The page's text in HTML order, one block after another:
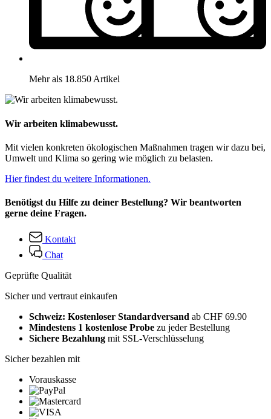
Mehr als 18.850 Artikel
Wir arbeiten klimabewusst.
Mit vielen konkreten ökologischen Maßnahmen tragen wir dazu bei,
Umwelt und Klima so gering wie möglich zu belasten.
Hier findest du weitere Informationen.
Benötigst du Hilfe zu deiner Bestellung? Wir beantworten
gerne deine Fragen.
Kontakt
Chat
Geprüfte Qualität
Sicher und vertraut einkaufen
Schweiz: Kostenloser Standardversand ab CHF 69.90
Mindestens 1 kostenlose Probe zu jeder Bestellung
Sichere Bezahlung mit SSL-Verschlüsselung
Sicher bezahlen mit
Vorauskasse